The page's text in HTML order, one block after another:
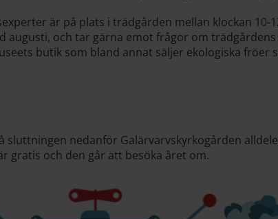
är på plats i trädgården mellan klockan 10-
augusti, och tar gärna emot frågor om
butik som bland annat säljer ekologiska fröer
sluttningen nedanför Galärvarvskyrkogården
gratis och den går att besöka året om.